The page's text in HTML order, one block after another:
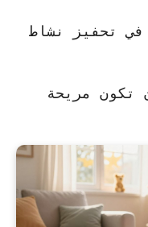
تحفيز نشاط
تكون مريحة